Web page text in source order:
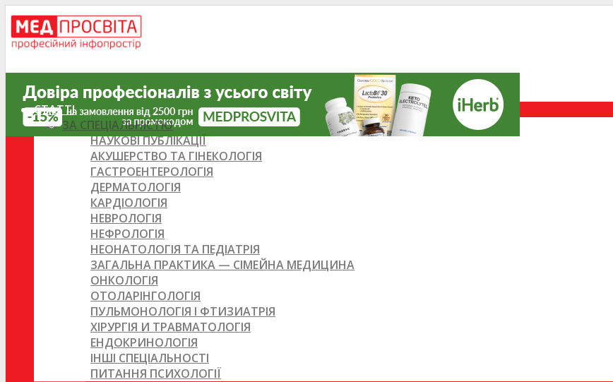
СТАТТІ
ЗА СПЕЦІАЛЬНІСТЮ
НАУКОВІ ПУБЛІКАЦІЇ
АКУШЕРСТВО ТА ГІНЕКОЛОГІЯ
ГАСТРОЕНТЕРОЛОГІЯ
ДЕРМАТОЛОГІЯ
КАРДІОЛОГІЯ
НЕВРОЛОГІЯ
НЕФРОЛОГІЯ
НЕОНАТОЛОГІЯ ТА ПЕДІАТРІЯ
ЗАГАЛЬНА ПРАКТИКА — СІМЕЙНА МЕДИЦИНА
ОНКОЛОГІЯ
ОТОЛАРІНГОЛОГІЯ
ПУЛЬМОНОЛОГІЯ І ФТИЗИАТРІЯ
ХІРУРГІЯ И ТРАВМАТОЛОГІЯ
ЕНДОКРИНОЛОГІЯ
ІНШІ СПЕЦІАЛЬНОСТІ
ПИТАННЯ ПСИХОЛОГІЇ